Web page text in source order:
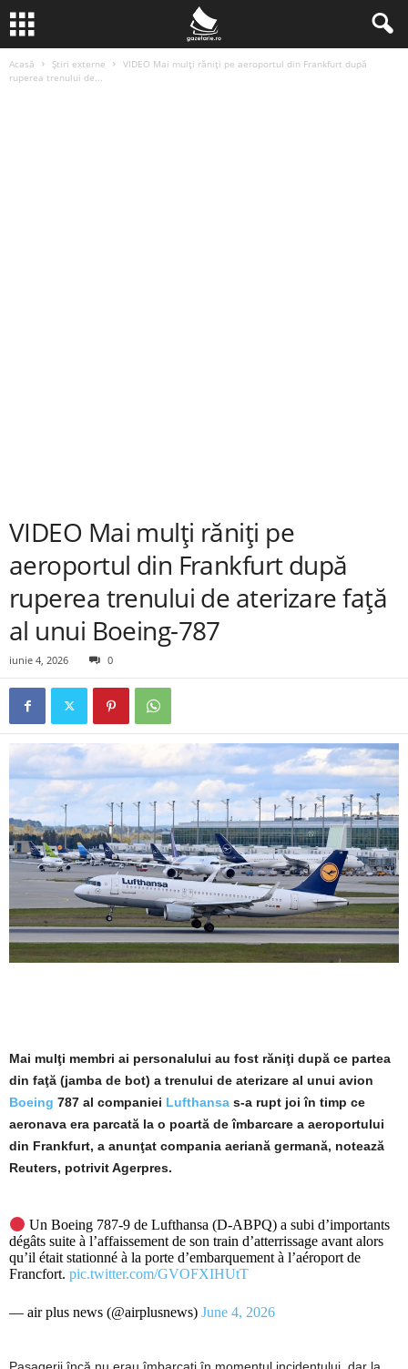
Acasă Știri externe
VIDEO Mai mulţi răniţi pe aeroportul din Frankfurt după
ruperea trenului de...
VIDEO Mai mulţi răniţi pe
aeroportul din Frankfurt după
ruperea trenului de aterizare faţă
al unui Boeing-787
iunie 4, 2026 0
Mai mulţi membri ai personalului au fost răniţi după ce partea
din faţă (jamba de bot) a trenului de aterizare al unui avion
Boeing 787 al companiei Lufthansa s-a rupt joi în timp ce
aeronava era parcată la o poartă de îmbarcare a aeroportului
din Frankfurt, a anunţat compania aeriană germană, notează
Reuters, potrivit Agerpres.
Un Boeing 787-9 de Lufthansa (D-ABPQ) a subi d’importants
dégâts suite à l’affaissement de son train d’atterrissage avant alors
qu’il était stationné à la porte d’embarquement à l’aéroport de
Francfort. pic.twitter.com/GVOFXIHUtT
— air plus news (@airplusnews) June 4, 2026